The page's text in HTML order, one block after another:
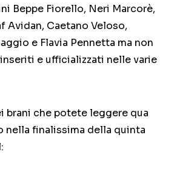
Beppe Fiorello, Neri Marcorè,
Avidan, Caetano Veloso,
e Flavia Pennetta ma non
e ufficializzati nelle varie
brani che potete leggere qua
finalissima della quinta